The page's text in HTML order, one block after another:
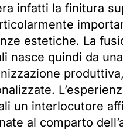
infatti la finitura
estetiche. La
nasce quindi da una
un interlocutore
al comparto